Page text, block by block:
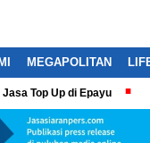
MEGAPOLITAN
Top Up di Epayu